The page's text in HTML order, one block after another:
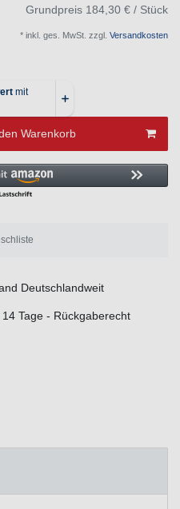
Grundpreis 184,30 € / Stück
* inkl. ges. MwSt. zzgl. Versandkosten
Warenkorb
Deutschlandweit
14 Tage - Rückgaberecht